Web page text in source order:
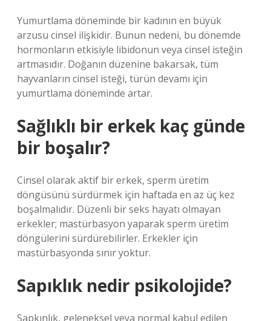
Yumurtlama döneminde bir kadının en büyük
arzusu cinsel ilişkidir. Bunun nedeni, bu dönemde
hormonların etkisiyle libidonun veya cinsel isteğin
artmasıdır. Doğanın düzenine bakarsak, tüm
hayvanların cinsel isteği, türün devamı için
yumurtlama döneminde artar.
Sağlıklı bir erkek kaç günde
bir boşalır?
Cinsel olarak aktif bir erkek, sperm üretim
döngüsünü sürdürmek için haftada en az üç kez
boşalmalıdır. Düzenli bir seks hayatı olmayan
erkekler; mastürbasyon yaparak sperm üretim
döngülerini sürdürebilirler. Erkekler için
mastürbasyonda sınır yoktur.
Sapıklık nedir psikolojide?
Sapkınlık, geleneksel veya normal kabul edilen